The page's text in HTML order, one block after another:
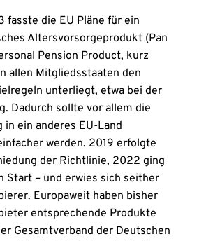
fasste die EU Pläne für ein
Altersvorsorgeprodukt (Pan
Pension Product, kurz
allen Mitgliedsstaaten den
unterliegt, etwa bei der
Dadurch sollte vor allem die
in ein anderes EU-Land
werden. 2019 erfolgte
der Richtlinie, 2022 ging
Start – und erwies sich seither
Europaweit haben bisher
entsprechende Produkte
Gesamtverband der Deutschen